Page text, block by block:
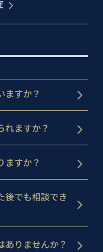
ますか？
れますか？
ますか？
後でも相談でき
ありませんか？